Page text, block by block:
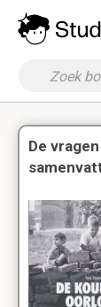
De